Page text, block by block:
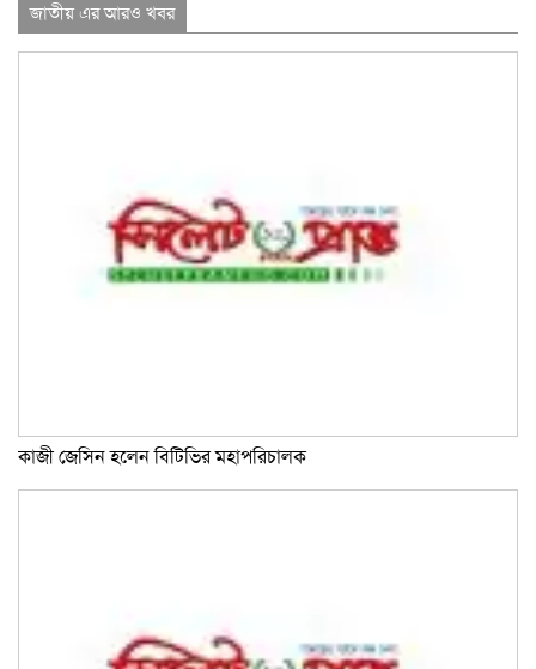
জাতীয় এর আরও খবর
কাজী জেসিন হলেন বিটিভির মহাপরিচালক